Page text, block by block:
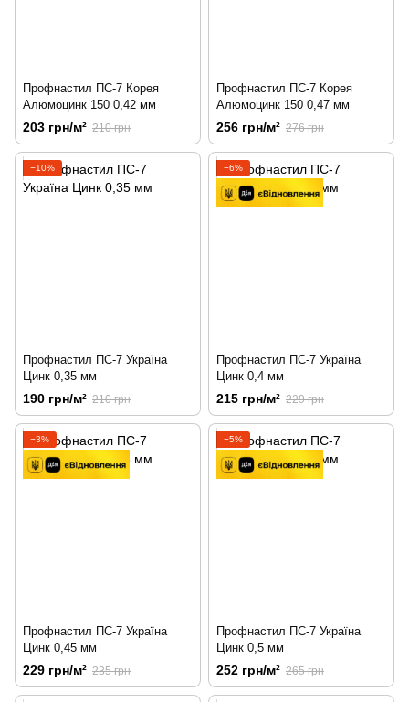
Профнастил ПС-7 Корея
Алюмоцинк 150 0,42 мм
203 грн/м² 210 грн
Профнастил ПС-7 Корея
Алюмоцинк 150 0,47 мм
256 грн/м² 276 грн
−10%
Профнастил ПС-7 Україна
Цинк 0,35 мм
190 грн/м² 210 грн
−6%
Профнастил ПС-7 Україна
Цинк 0,4 мм
215 грн/м² 229 грн
−3%
Профнастил ПС-7 Україна
Цинк 0,45 мм
229 грн/м² 235 грн
−5%
Профнастил ПС-7 Україна
Цинк 0,5 мм
252 грн/м² 265 грн